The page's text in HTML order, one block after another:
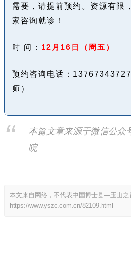
需要，请提前预约。资源有限
家咨询就诊！
时 间： 12月16日（周五）
预约咨询电话：
师）
本篇文章来源于微信公众
院
本文来自网络，不代表中国博士县—玉山之
https://www.yszc.com.cn/82109.html